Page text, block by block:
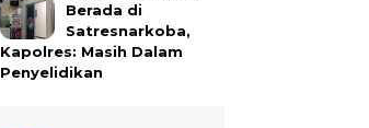
Berada di
Satresnarkoba,
Kapolres: Masih Dalam
Penyelidikan